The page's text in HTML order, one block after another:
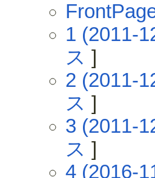
1 (2011-
ス ]
2 (2011-
ス ]
3 (2011-
ス ]
4 (2016-